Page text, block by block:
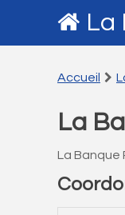
La
Accueil
La
La Banque